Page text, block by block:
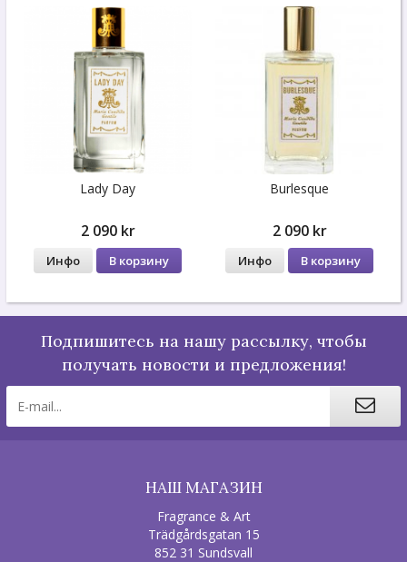
Lady Day
2 090 kr
Инфо В корзину
Burlesque
2 090 kr
Инфо В корзину
Подпишитесь на нашу рассылку, чтобы
получать новости и предложения!
НАШ МАГАЗИН
Fragrance & Art
Trädgårdsgatan 15
852 31 Sundsvall